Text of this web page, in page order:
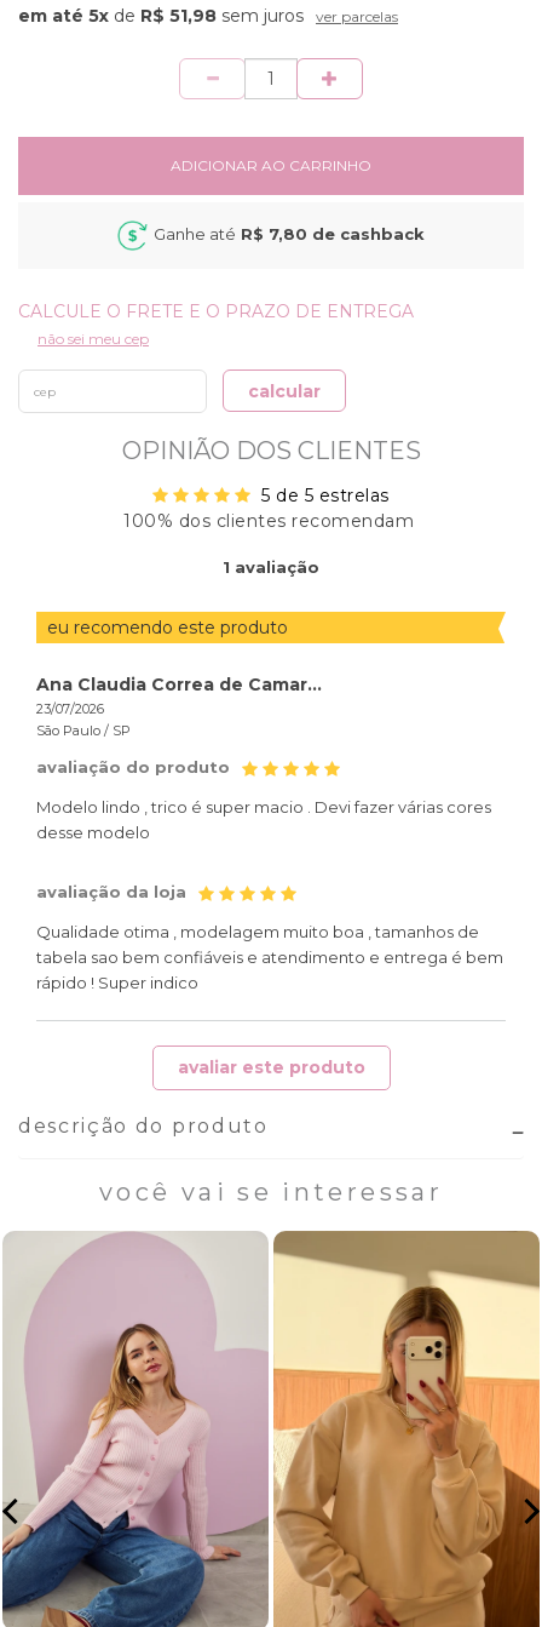
5x de R$ 51,98 sem juros ver parcelas
ADICIONAR AO CARRINHO
Ganhe até R$ 7,80 de cashback
não sei meu cep
calcular
OPINIÃO DOS CLIENTES
5 de 5 estrelas
100% dos clientes recomendam
1 avaliação
eu recomendo este produto
Ana Claudia Correa de Camargo
23/07/2026
São Paulo / SP
avaliação do produto
Modelo lindo , trico é super macio . Devi fazer várias cores
desse modelo
avaliação da loja
Qualidade otima , modelagem muito boa , tamanhos de
tabela sao bem confiáveis e atendimento e entrega é bem
rápido ! Super indico
avaliar este produto
descrição do produto
você vai se interessar